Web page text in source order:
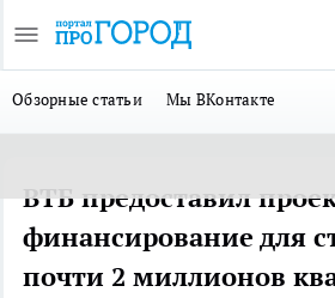
Обзорные статьи Мы ВКонтакте
ВТБ предоставил
финансирование для
почти 2 миллионов